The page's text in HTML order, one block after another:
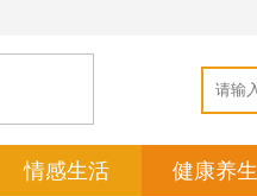
情感生活 健康养生